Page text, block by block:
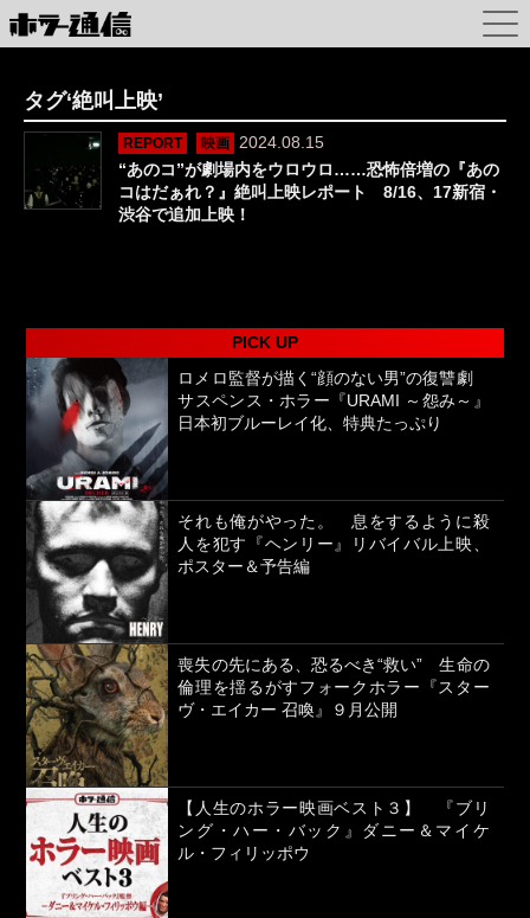
タグ‘絶叫上映’
REPORT 映画
2024.08.15
“あのコ”が劇場内をウロウロ……恐怖倍増の『あの
コはだぁれ？』絶叫上映レポート 8/16、17新宿・
渋谷で追加上映！
PICK UP
ロメロ監督が描く“顔のない男”の復讐劇
サスペンス・ホラー『URAMI ～怨み～』
日本初ブルーレイ化、特典たっぷり
それも俺がやった。 息をするように殺
人を犯す『ヘンリー』リバイバル上映、
ポスター＆予告編
喪失の先にある、恐るべき“救い” 生命の
倫理を揺るがすフォークホラー『スター
ヴ・エイカー 召喚』９月公開
【人生のホラー映画ベスト３】 『ブリ
ング・ハー・バック』ダニー＆マイケ
ル・フィリッポウ